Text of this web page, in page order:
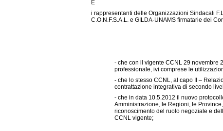
E
i rappresentanti delle Organizzazioni Sindacali
C.O.N.F.S.A.L. e GILDA-UNAMS firmatarie dei
- che con il vigente CCNL 29 novembre
professionale, ivi comprese le
- che lo stesso CCNL, al capo II –
contrattazione integrativa di secondo
- che in data 10.5.2012 il nuovo
Amministrazione, le Regioni, le
riconoscimento del ruolo negoziale e
CCNL vigente;